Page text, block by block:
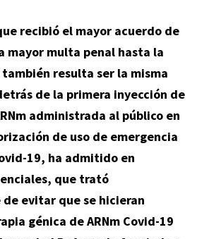
recibió el mayor acuerdo de
mayor multa penal hasta la
resulta ser la misma
de la primera inyección de
administrada al público en
de uso de emergencia
19, ha admitido en
que trató
evitar que se hicieran
génica de ARNm Covid-19